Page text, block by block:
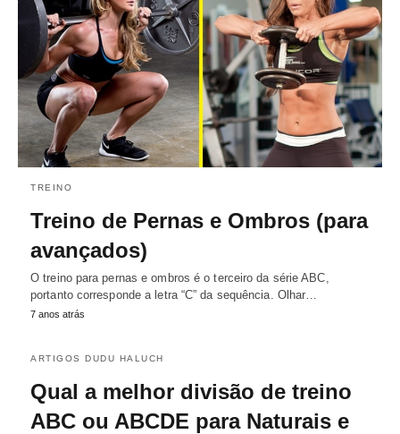
TREINO
Treino de Pernas e Ombros (para
avançados)
O treino para pernas e ombros é o terceiro da série ABC,
portanto corresponde a letra “C” da sequência. Olhar…
7 anos atrás
ARTIGOS DUDU HALUCH
Qual a melhor divisão de treino
ABC ou ABCDE para Naturais e